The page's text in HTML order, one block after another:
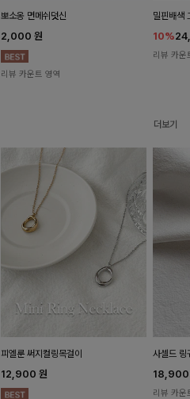
뽀소옹 면메쉬덧신
2,000 원
리뷰 카운트 영역
밀핀배색
10%
리뷰 카운
더보기
피엘룬 써지컬링목걸이
12,900 원
사셀드 링
리뷰 카운